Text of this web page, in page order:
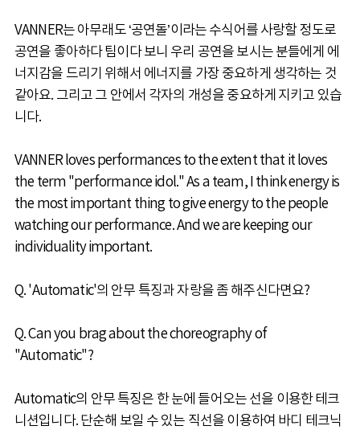
VANNER는 아무래도 ‘공연돌’이라는 수식어를 사랑할 정도로
공연을 좋아하다 팀이다 보니 우리 공연을 보시는 분들에게 에
너지감을 드리기 위해서 에너지를 가장 중요하게 생각하는 것
같아요. 그리고 그 안에서 각자의 개성을 중요하게 지키고 있습
니다.
VANNER loves performances to the extent that it loves
the term "performance idol." As a team, I think energy is
the most important thing to give energy to the people
watching our performance. And we are keeping our
individuality important.
Q. 'Automatic'의 안무 특징과 자랑을 좀 해주신다면요?
Q. Can you brag about the choreography of
"Automatic"?
Automatic의 안무 특징은 한 눈에 들어오는 선을 이용한 테크
니션입니다. 단순해 보일 수 있는 직선을 이용하여 바디 테크닉